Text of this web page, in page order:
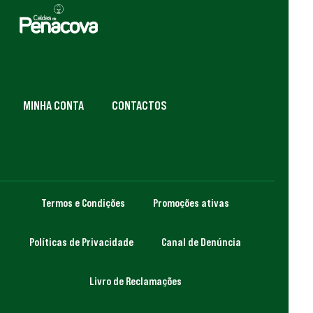
MINHA CONTA CONTACTOS
Termos e Condições Promoções ativas
Políticas de Privacidade Canal de Denúncia
Livro de Reclamações